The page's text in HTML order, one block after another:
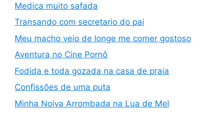
Medica muito safada
Transando com secretario do pai
Meu macho veio de longe me comer gostoso
Aventura no Cine Pornô
Fodida e toda gozada na casa de praia
Confissões de uma puta
Minha Noiva Arrombada na Lua de Mel